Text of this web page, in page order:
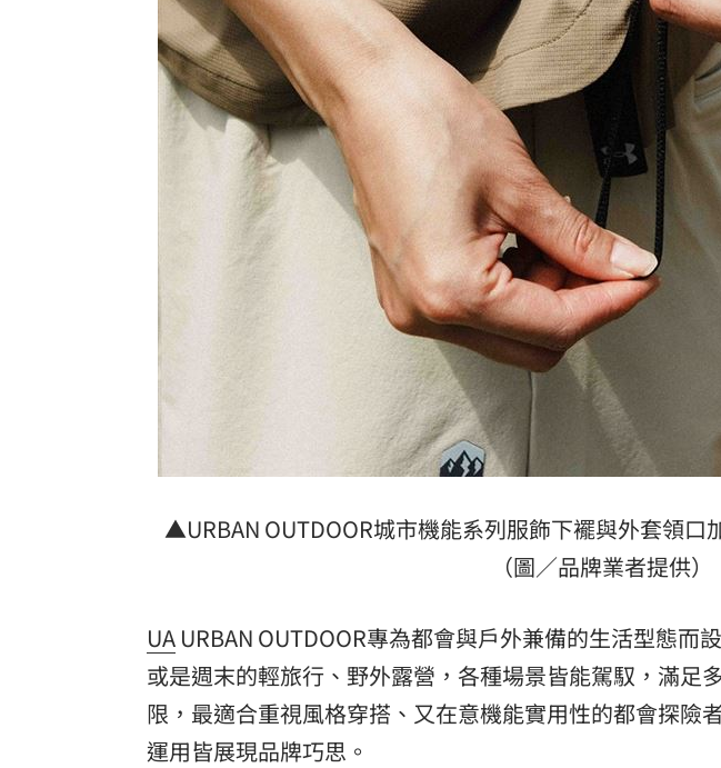
▲URBAN OUTDOOR城市機能系列服飾下襬與外套領口
（圖／品牌業者提供）
UA URBAN OUTDOOR專為都會與戶外兼備的生活型態而
或是週末的輕旅行、野外露營，各種場景皆能駕馭，滿足
限，最適合重視風格穿搭、又在意機能實用性的都會探險
運用皆展現品牌巧思。